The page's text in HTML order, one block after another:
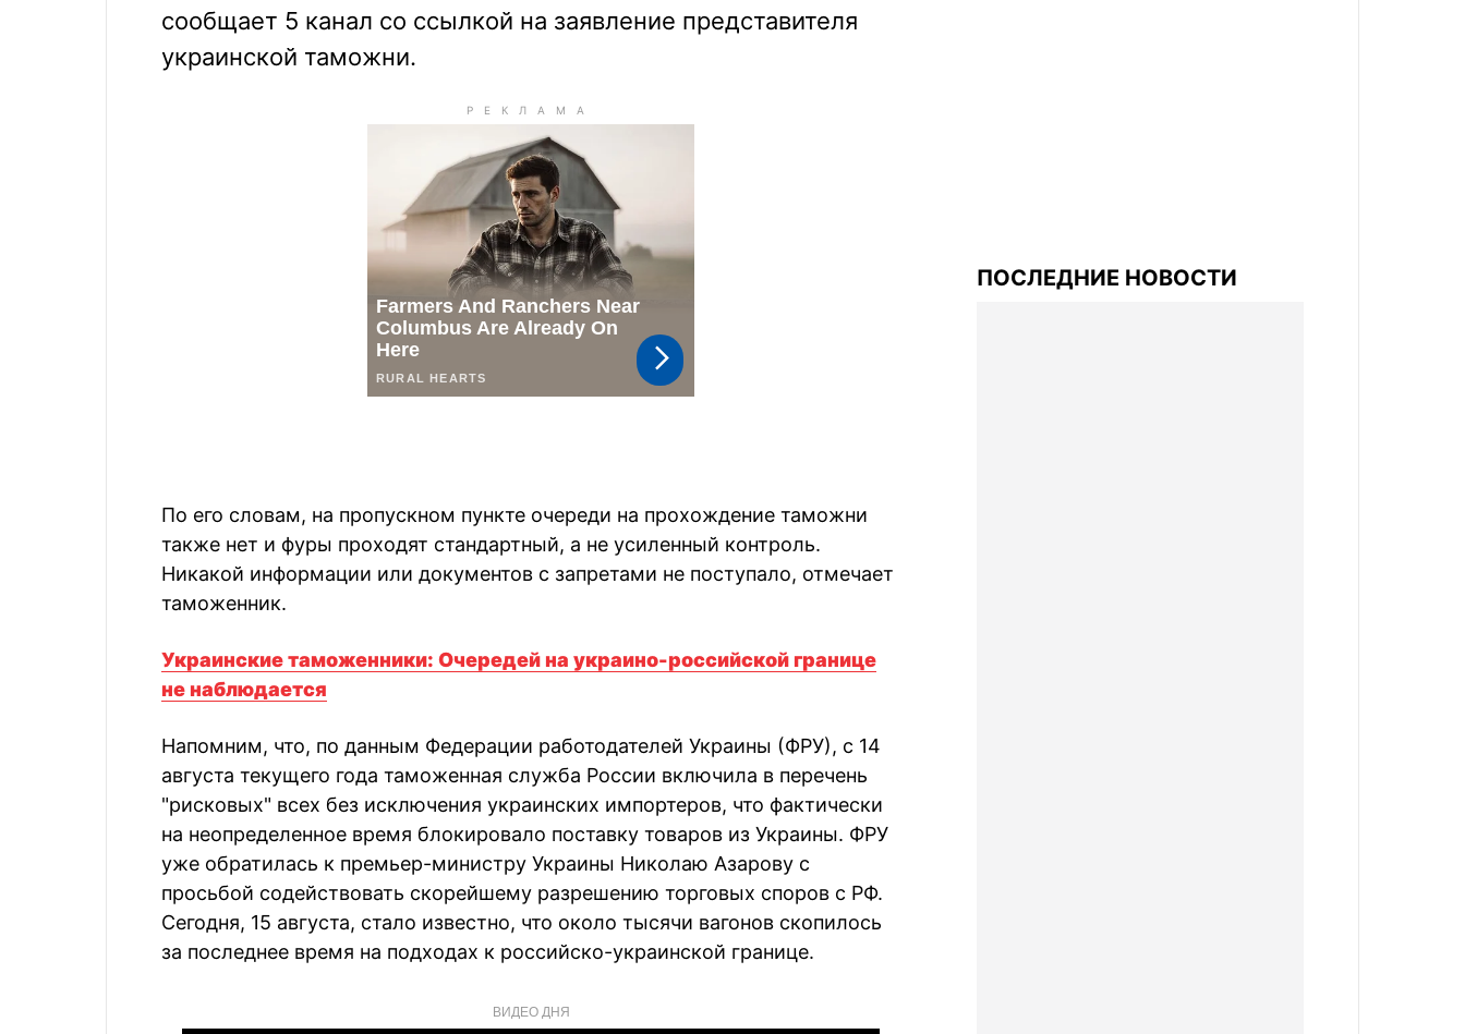
сообщает 5 канал со ссылкой на заявление представителя
украинской таможни.
По его словам, на пропускном пункте очереди на прохождение таможни
также нет и фуры проходят стандартный, а не усиленный контроль.
Никакой информации или документов с запретами не поступало, отмечает
таможенник.
Украинские таможенники: Очередей на украино-российской границе
не наблюдается
Напомним, что, по данным Федерации работодателей Украины (ФРУ), с 14
августа текущего года таможенная служба России включила в перечень
"рисковых" всех без исключения украинских импортеров, что фактически
на неопределенное время блокировало поставку товаров из Украины. ФРУ
уже обратилась к премьер-министру Украины Николаю Азарову с
просьбой содействовать скорейшему разрешению торговых споров с РФ.
Сегодня, 15 августа, стало известно, что около тысячи вагонов скопилось
за последнее время на подходах к российско-украинской границе.
ВИДЕО ДНЯ
ПОСЛЕДНИЕ НОВОСТИ